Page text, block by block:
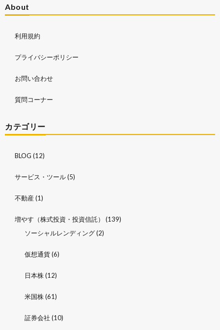
About
利用規約
プライバシーポリシー
お問い合わせ
質問コーナー
カテゴリー
BLOG (12)
サービス・ツール(5)
不動産(1)
増やす（株式投資・投資信託）
(139)
ソーシャルレンディング(2)
仮想通貨(6)
日本株(12)
米国株(61)
証券会社 (10)